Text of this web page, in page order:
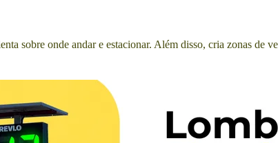
sobre onde andar e estacionar. Além disso, cria zonas de